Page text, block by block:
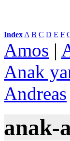
Index: A B C D E F
Amos |
Anak
Andreas
anak-